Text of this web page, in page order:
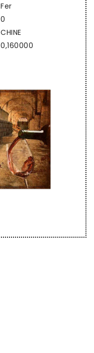
Fer
0
CHINE
0,160000